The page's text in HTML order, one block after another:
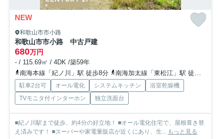
NEW
和歌山市市小路
和歌山市市小路 中古戸建
680万円
- / 115.69㎡ / 4DK /築59年
南海本線「紀ノ川」駅 徒歩8分
南海加太線「東松江」駅 徒歩35分
駐車2台可 オール電化 システムキッチン
浴室乾燥機
TVモニタ付インターホン
独立洗面台
■紀ノ川駅まで徒歩、約4分の好立地！ ■オール電化住宅で、屋根葺き替
え済みです！ ■スーパーや家電量販店が近くにあり、生... もっと見る